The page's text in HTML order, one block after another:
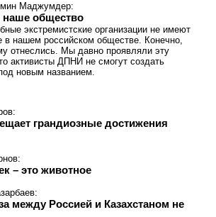
Маджумдер:
общество
экстремистские организации не имеют
в нашем российском обществе. Конечно,
отнеслись. Мы давно проявляли эту
активисты ДПНИ не смогут создать
новым названием.
:
грандиозные достижения
:
– это животное
:
между Россией и Казахстаном не